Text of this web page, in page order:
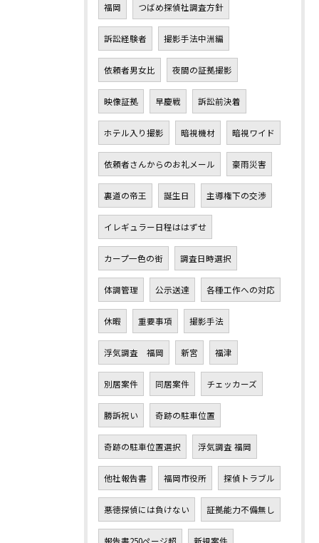
福岡 つばめ探偵社調査方針
訴訟経験者 撮影手法中洲編
依頼者男女比 夜間の証拠撮影
映像証拠 早慶戦 訴訟前決着
ホテル入り撮影 暗視機材 暗視ワイド
依頼者さんからのお礼メール 豪雨災害
裏道の帝王 誕生日 主導権下の交渉
イレギュラー日程ははずせ
カープ一色の街 調査日時選択
体調管理 公示送達 各種工作への対応
休暇 重要事項 撮影手法
浮気調査 福岡 新宮 福津
別居案件 同居案件 チェッカーズ
勝訴祝い 奇跡の駐車位置
奇跡の駐車位置選択 浮気調査 福岡
他社報告書 福岡市役所 探偵トラブル
悪徳探偵には負けない 証拠能力不備無し